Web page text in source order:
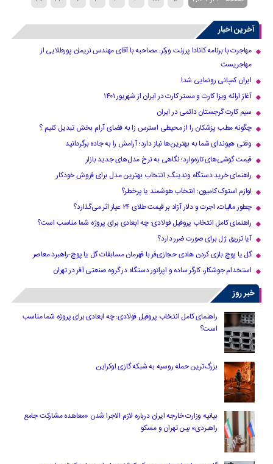
38
39
40
41
42
43
44
45
›
50
60
70
...
»
آخرین اخبار
مهاجرت با برنامه کانادا پرزنت ورکر: مصاحبه با آقای مهندس نریمان پورطلایی از
مهاجریست
ایران کمپانی رونمایی شد!
آغاز ارائه ویزا کارت و مستر کارت در ایران از شهریور ۱۴۰۱
سیم کارت گرجستان دائمی در ایران
چگونه مطب پزشکان را از محیطی استرس زا به فضای آرام بخش تبدیل کنیم ؟
وقتی هیوندای شما به بهترین‌ها نیاز دارد؛ آرامش را به جاده برگردانید
قیمت گوشی‌های تازه‌وارد؛ نگاهی به نرخ مدل‌های جدید بازار
راهنمای خرید دستگاه وندینگ: انتخاب بهترین مدل برای فروش خودکار
لوازم استوک کامیون؛ انتخاب هوشمند یا پرخطر؟
چطور مالیات، اجرت و دلار آزاد بر قیمت طلای ۲۴ عیار اثر می‌گذارد؟
راهنمای کامل انتخاب پروفیل فولادی: چه ابعادی برای پروژه شما مناسب است؟
آیا تزریق ژل برای صورت ضرر دارد​؟
گل یا پوچ بازی کردن هادی حجازی‌فر با قهرمان مسابقات گل یا پوچ-راهبرد معاصر
استخدام جوشکار، کارگر ساده و اپراتور دستگاه در گروه صنعتی آفر در تهران
خبر روز
راهنمای کامل انتخاب پروفیل فولادی: چه ابعادی برای پروژه شما مناسب
است؟
بزرگ‌ترین حمله روسیه به شبکه گازی اوکراین
بیانیه وزارت خارجه ایران درباره لازم‌ الاجرا شدن «معاهده مشارکت جامع
راهبردی» بین تهران و مسکو